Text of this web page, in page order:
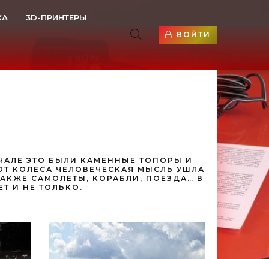
3D-ПРИНТЕРЫ
ВОЙТИ
ЭТО БЫЛИ КАМЕННЫЕ ТОПОРЫ И
КОЛЕСА ЧЕЛОВЕЧЕСКАЯ МЫСЛЬ УШЛА
САМОЛЕТЫ, КОРАБЛИ, ПОЕЗДА… В
И НЕ ТОЛЬКО.